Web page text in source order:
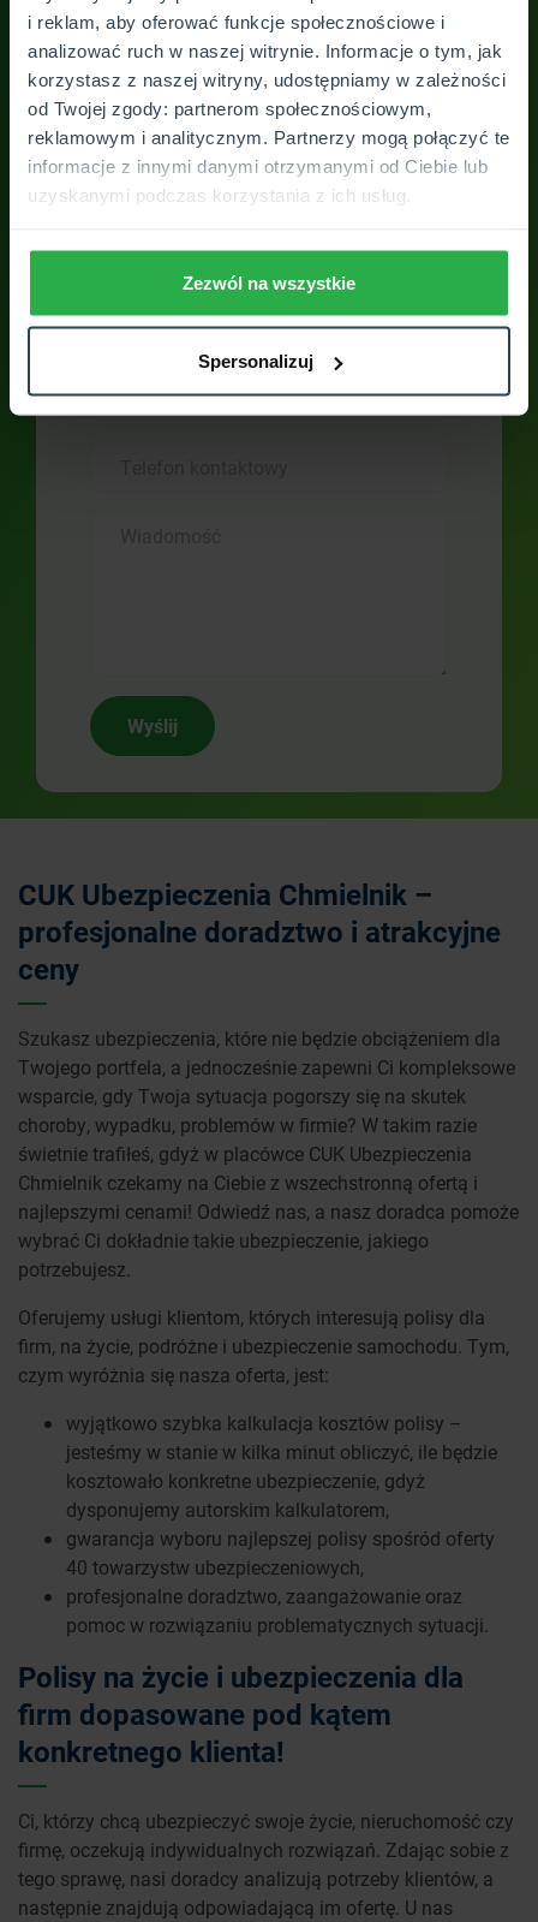
i reklam, aby oferować funkcje społecznościowe i
analizować ruch w naszej witrynie. Informacje o tym, jak
korzystasz z naszej witryny, udostępniamy w zależności
od Twojej zgody: partnerom społecznościowym,
reklamowym i analitycznym. Partnerzy mogą połączyć te
informacje z innymi danymi otrzymanymi od Ciebie lub
uzyskanymi podczas korzystania z ich usług.
Zezwól na wszystkie
Spersonalizuj
Skontaktuj się z
placówką
Skontaktuj się z nami. Odpowiemy na
Twoje wszystkie pytania. Otrzymasz
Wyślij
CUK Ubezpieczenia Chmielnik –
profesjonalne doradztwo i atrakcyjne
ceny
Szukasz ubezpieczenia, które nie będzie obciążeniem dla
Twojego portfela, a jednocześnie zapewni Ci kompleksowe
wsparcie, gdy Twoja sytuacja pogorszy się na skutek
choroby, wypadku, problemów w firmie? W takim razie
świetnie trafiłeś, gdyż w placówce CUK Ubezpieczenia
Chmielnik czekamy na Ciebie z wszechstronną ofertą i
najlepszymi cenami! Odwiedź nas, a nasz doradca pomoże
wybrać Ci dokładnie takie ubezpieczenie, jakiego
potrzebujesz.
Oferujemy usługi klientom, których interesują polisy dla
firm, na życie, podróżne i ubezpieczenie samochodu. Tym,
czym wyróżnia się nasza oferta, jest:
wyjątkowo szybka kalkulacja kosztów polisy –
jesteśmy w stanie w kilka minut obliczyć, ile będzie
kosztowało konkretne ubezpieczenie, gdyż
dysponujemy autorskim kalkulatorem,
gwarancja wyboru najlepszej polisy spośród oferty
40 towarzystw ubezpieczeniowych,
profesjonalne doradztwo, zaangażowanie oraz
pomoc w rozwiązaniu problematycznych sytuacji.
Polisy na życie i ubezpieczenia dla
firm dopasowane pod kątem
konkretnego klienta!
Ci, którzy chcą ubezpieczyć swoje życie, nieruchomość czy
firmę, oczekują indywidualnych rozwiązań. Zdając sobie z
tego sprawę, nasi doradcy analizują potrzeby klientów, a
następnie znajdują odpowiadającą im ofertę. U nas